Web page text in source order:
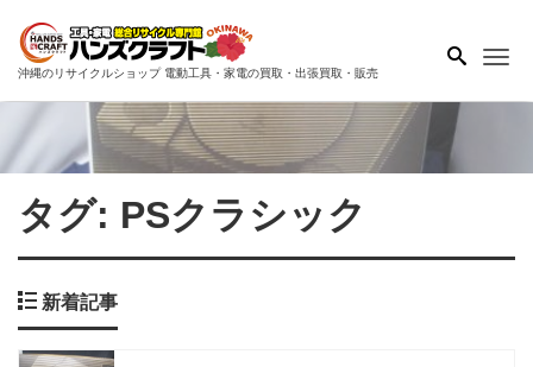
沖縄のリサイクルショップ 電動工具・家電の買取・出張買取・販売
タグ: PSクラシック
新着記事